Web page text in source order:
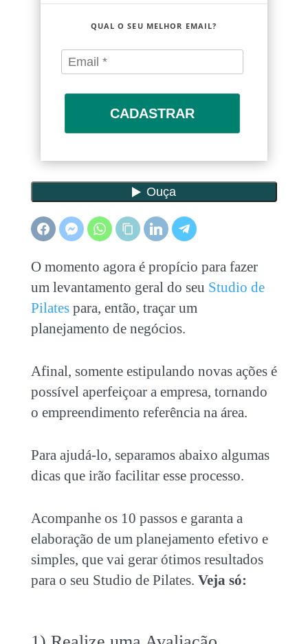
QUAL O SEU MELHOR EMAIL?
CADASTRAR
O momento agora é propício para fazer
um levantamento geral do seu Studio de
Pilatespara, então, traçar um
planejamento de negócios.
Afinal, somente estipulando novas ações é
possível aperfeiçoar a empresa, tornando
o empreendimento referência na área.
Para ajudá-lo, separamos abaixo algumas
dicas que irão facilitar esse processo.
Acompanhe os 10 passos e garanta a
elaboração de um planejamento efetivo e
simples, que vai gerar ótimos resultados
para o seu Studio de Pilates. Veja só: